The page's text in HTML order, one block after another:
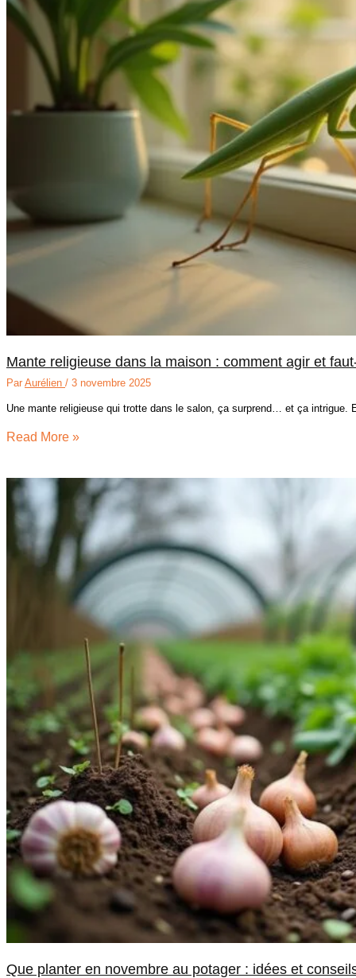
Mante religieuse dans la maison : comment agir et
Par Aurélien / 3 novembre 2025
Une mante religieuse qui trotte dans le salon, ça surprend… et ça intrigue.
Read More »
Que planter en novembre au potager : idées et